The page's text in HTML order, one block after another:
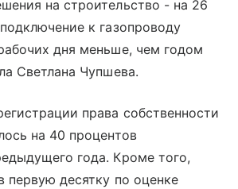
на строительство - на 26
к газопроводу
дня меньше, чем годом
Светлана Чупшева.
права собственности
на 40 процентов
года. Кроме того,
первую десятку по оценке